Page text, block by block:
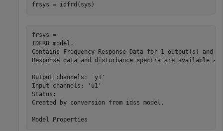
frsys = idfrd(sys)
frsys =
IDFRD model.
Contains Frequency Response Data for 1 output(s)
Response data and disturbance spectra are available
Output channels: 'y1'
Input channels: 'u1'
Status:
Created by conversion from idss model.